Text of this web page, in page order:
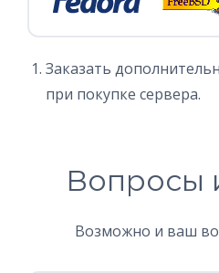
Заказать
при покупке сервера.
Вопросы
Возможно и ваш